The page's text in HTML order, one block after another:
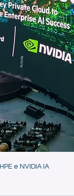
HPE e NVIDIA IA